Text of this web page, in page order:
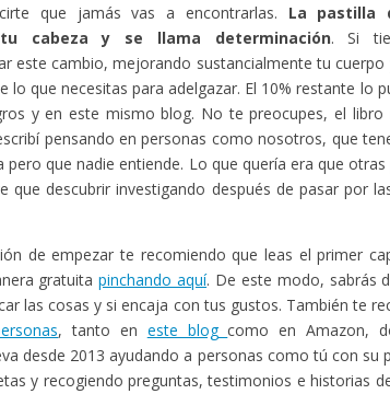
que jamás vas a encontrarlas. La pastilla
cabeza y se llama determinación. Si
este cambio, mejorando sustancialmente tu cuerpo
lo que necesitas para adelgazar. El 10% restante lo
y en este mismo blog. No te preocupes, el
pensando en personas como nosotros, que
que nadie entiende. Lo que quería era que
que descubrir investigando después de pasar por
de empezar te recomiendo que leas el primer
gratuitapinchando aquí. De este modo, sabrás
las cosas y si encaja con tus gustos. También te
, tanto en este blogcomo en Amazon,
desde 2013 ayudando a personas como tú con su
y recogiendo preguntas, testimonios e historias